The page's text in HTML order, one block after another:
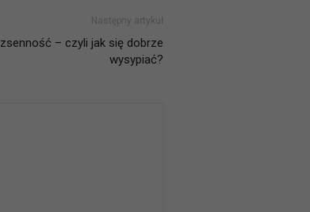
Następny artykuł
– czyli jak się dobrze
wysypiać?